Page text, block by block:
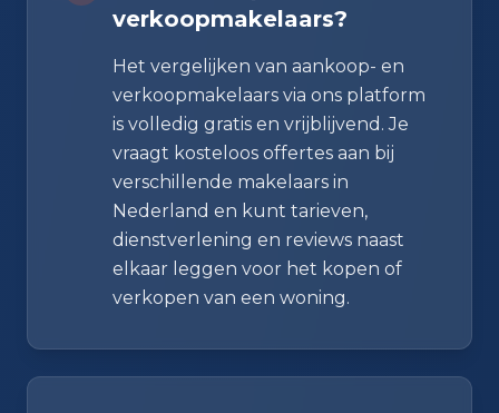
verkoopmakelaars?
Het vergelijken van aankoop- en
verkoopmakelaars via ons platform
is volledig gratis en vrijblijvend. Je
vraagt kosteloos offertes aan bij
verschillende makelaars in
Nederland en kunt tarieven,
dienstverlening en reviews naast
elkaar leggen voor het kopen of
verkopen van een woning.